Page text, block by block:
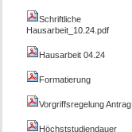
Schriftliche
Hausarbeit_10.24.pdf
Hausarbeit 04.24
Formatierung
Vorgriffsregelung Antrag
Höchststudiendauer